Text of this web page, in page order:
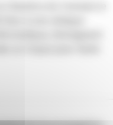
Chambre de Commerce
à une attaque
témoignant
un risque pour toute